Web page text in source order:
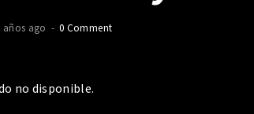
años ago 0 Comment
no disponible.